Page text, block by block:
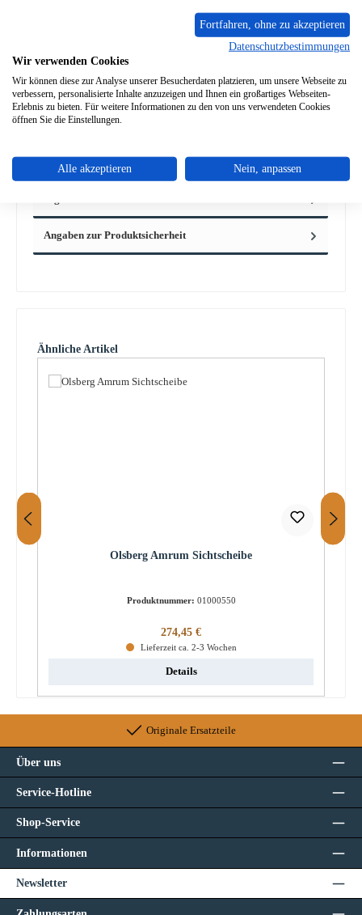
Frage zum Produkt
Beschreibung
Ofenschnur Fla…
Angaben zur Produktsicherheit
Produktgalerie überspringen
Ähnliche Artikel
Olsberg Amrum Sichtscheibe
Produktnummer: 01000550
Regulärer Preis:
274,45 €
Lieferzeit ca. 2-3 Wochen
Details
Originale Ersatzteile
Über uns
Service-Hotline
Shop-Service
Informationen
Newsletter
Fortfahren, ohne zu akzeptieren
Datenschutzbestimmungen
Wir verwenden Cookies
Wir können diese zur Analyse unserer Besucherdaten platzieren, um unsere Webseite zu
verbessern, personalisierte Inhalte anzuzeigen und Ihnen ein großartiges Webseiten-
Erlebnis zu bieten. Für weitere Informationen zu den von uns verwendeten Cookies
öffnen Sie die Einstellungen.
Alle akzeptieren Nein, anpassen